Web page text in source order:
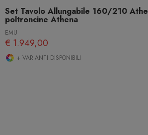
Set Tavolo Allungabile 160/210
poltroncine Athena
EMU
€ 1.949,00
+ VARIANTI DISPONIBILI